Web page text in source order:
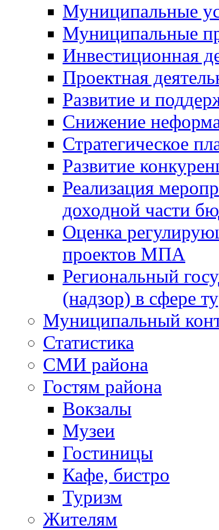
Муниципальные
Муниципальные
Инвестиционная
Проектная
Развитие и
Снижение
Стратегическое
Развитие
Реализация
доходной части
Оценка
проектов МПА
Региональный
(надзор) в сфере
Муниципальный
Статистика
СМИ района
Гостям района
Вокзалы
Музеи
Гостиницы
Кафе, бистро
Туризм
Жителям